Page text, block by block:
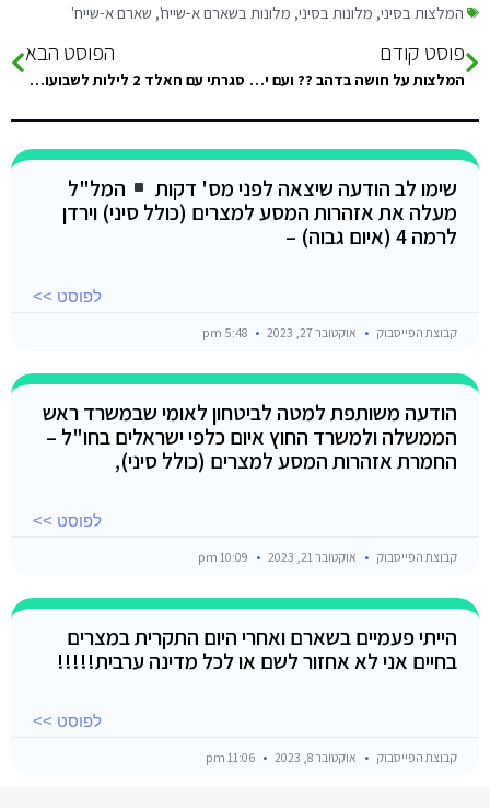
המלצות בסיני, מלונות בסיני, מלונות בשארם א-שייח', שארם א-שייח'
פוסט קודם
המלצות על חושה בדהב ?? ועם יש אנשים שנמצאים עכשיו בדהב ? תודה לעונים ??
הפוסט הבא
סגרתי עם חאלד 2 לילות לשבועות… היינו אצלו בשנה שעברה בחוף שנקרא סוף העולם והיה מדהים. חיפשתי קצת בקבוצה כדי לבדוק…
שימו לב הודעה שיצאה לפני מס' דקות
המל"ל
מעלה את אזהרות המסע למצרים (כולל סיני) וירדן
לרמה 4 (איום גבוה) –
לפוסט >>
קבוצת הפייסבוק אוקטובר 27, 2023
הודעה משותפת למטה לביטחון לאומי שבמשרד ראש
הממשלה ולמשרד החוץ איום כלפי ישראלים בחו"ל –
החמרת אזהרות המסע למצרים (כולל סיני),
לפוסט >>
קבוצת הפייסבוק אוקטובר 21, 2023
הייתי פעמיים בשארם ואחרי היום התקרית במצרים
בחיים אני לא אחזור לשם או לכל מדינה ערבית!!!!!
לפוסט >>
קבוצת הפייסבוק אוקטובר 8, 2023